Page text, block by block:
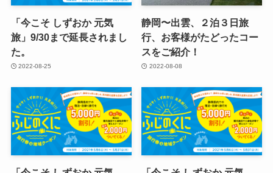
「今こそ しずおか 元気
旅」9/30まで延長されまし
た。
2022-08-25
静岡〜出雲、２泊３日旅
行、お客様がたどったコー
スをご紹介！
2022-08-08